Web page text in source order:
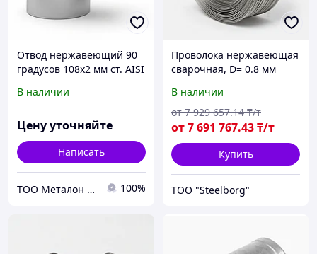
Отвод нержавеющий 90
градусов 108х2 мм ст. AISI
В наличии
Цену уточняйте
Написать
ТОО Металон 2017 100%
Проволока нержавеющая
сварочная, D= 0.8 мм
В наличии
от7 691 767.43₸/т
от 7 929 657.14 ₸/т
Купить
ТОО "Steelborg"